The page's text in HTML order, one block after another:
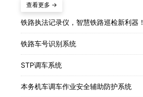
查看更多 →
铁路执法记录仪，智慧铁路巡检新利器！
铁路车号识别系统
STP调车系统
本务机车调车作业安全辅助防护系统